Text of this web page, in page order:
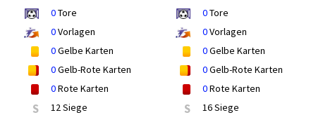
0Tore
0Vorlagen
0Gelbe Karten
0Gelb-Rote Karten
0Rote Karten
S 12 Siege
0Tore
0Vorlagen
0Gelbe Karten
0Gelb-Rote Karten
0Rote Karten
S 16 Siege